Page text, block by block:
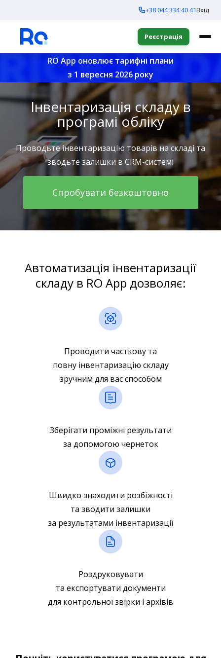
+38 044 334 40 41Вхід
Реєстрація
RO App оновлює тарифні плани
з 1 вересня 2026 року
Інвентаризація складу в
програмі обліку
Проводьте інвентаризацію товарів на складі та
зводьте залишки в CRM-системі
Спробувати безкоштовно
Автоматизація інвентаризації
складу в RO App дозволяє:
Проводити часткову та
повну інвентаризацію складу
зручним для вас способом
Зберігати проміжні результати
за допомогою чернеток
Швидко знаходити розбіжності
та зводити залишки
за результатами інвентаризації
Роздруковувати
та експортувати документи
для контрольної звірки і архівів